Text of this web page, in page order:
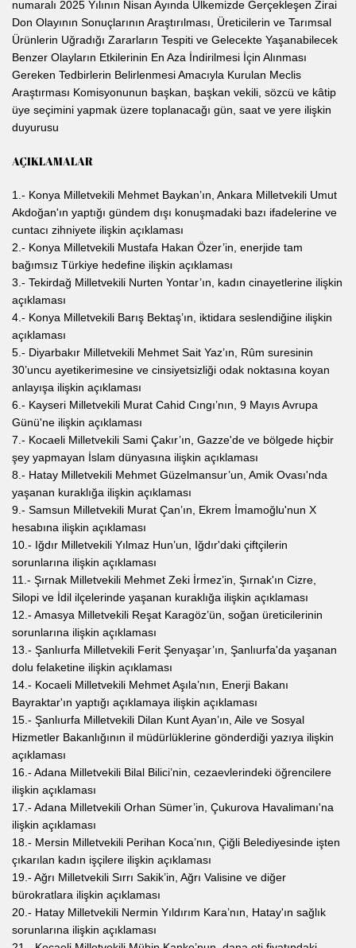
numaralı 2025 Yılının Nisan Ayında Ülkemizde Gerçekleşen Zirai
Don Olayının Sonuçlarının Araştırılması, Üreticilerin ve Tarımsal
Ürünlerin Uğradığı Zararların Tespiti ve Gelecekte Yaşanabilecek
Benzer Olayların Etkilerinin En Aza İndirilmesi İçin Alınması
Gereken Tedbirlerin Belirlenmesi Amacıyla Kurulan Meclis
Araştırması Komisyonunun başkan, başkan vekili, sözcü ve kâtip
üye seçimini yapmak üzere toplanacağı gün, saat ve yere ilişkin
duyurusu
AÇIKLAMALAR
1.- Konya Milletvekili Mehmet Baykan’ın, Ankara Milletvekili Umut
Akdoğan'ın yaptığı gündem dışı konuşmadaki bazı ifadelerine ve
cuntacı zihniyete ilişkin açıklaması
2.- Konya Milletvekili Mustafa Hakan Özer’in, enerjide tam
bağımsız Türkiye hedefine ilişkin açıklaması
3.- Tekirdağ Milletvekili Nurten Yontar’ın, kadın cinayetlerine ilişkin
açıklaması
4.- Konya Milletvekili Barış Bektaş’ın, iktidara seslendiğine ilişkin
açıklaması
5.- Diyarbakır Milletvekili Mehmet Sait Yaz’ın, Rûm suresinin
30’uncu ayetikerimesine ve cinsiyetsizliği odak noktasına koyan
anlayışa ilişkin açıklaması
6.- Kayseri Milletvekili Murat Cahid Cıngı’nın, 9 Mayıs Avrupa
Günü'ne ilişkin açıklaması
7.- Kocaeli Milletvekili Sami Çakır’ın, Gazze'de ve bölgede hiçbir
şey yapmayan İslam dünyasına ilişkin açıklaması
8.- Hatay Milletvekili Mehmet Güzelmansur’un, Amik Ovası'nda
yaşanan kuraklığa ilişkin açıklaması
9.- Samsun Milletvekili Murat Çan’ın, Ekrem İmamoğlu'nun X
hesabına ilişkin açıklaması
10.- Iğdır Milletvekili Yılmaz Hun’un, Iğdır'daki çiftçilerin
sorunlarına ilişkin açıklaması
11.- Şırnak Milletvekili Mehmet Zeki İrmez’in, Şırnak'ın Cizre,
Silopi ve İdil ilçelerinde yaşanan kuraklığa ilişkin açıklaması
12.- Amasya Milletvekili Reşat Karagöz’ün, soğan üreticilerinin
sorunlarına ilişkin açıklaması
13.- Şanlıurfa Milletvekili Ferit Şenyaşar’ın, Şanlıurfa'da yaşanan
dolu felaketine ilişkin açıklaması
14.- Kocaeli Milletvekili Mehmet Aşıla’nın, Enerji Bakanı
Bayraktar'ın yaptığı açıklamaya ilişkin açıklaması
15.- Şanlıurfa Milletvekili Dilan Kunt Ayan’ın, Aile ve Sosyal
Hizmetler Bakanlığının il müdürlüklerine gönderdiği yazıya ilişkin
açıklaması
16.- Adana Milletvekili Bilal Bilici’nin, cezaevlerindeki öğrencilere
ilişkin açıklaması
17.- Adana Milletvekili Orhan Sümer’in, Çukurova Havalimanı'na
ilişkin açıklaması
18.- Mersin Milletvekili Perihan Koca’nın, Çiğli Belediyesinde işten
çıkarılan kadın işçilere ilişkin açıklaması
19.- Ağrı Milletvekili Sırrı Sakik’in, Ağrı Valisine ve diğer
bürokratlara ilişkin açıklaması
20.- Hatay Milletvekili Nermin Yıldırım Kara’nın, Hatay'ın sağlık
sorunlarına ilişkin açıklaması